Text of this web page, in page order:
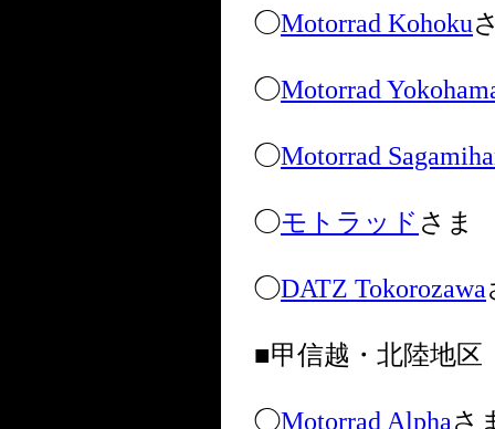
◯Motorrad Kohoku
◯Motorrad
◯Motorrad
◯モトラッド さま
◯DATZ Tokorozawa
■甲信越・北陸地区
◯Motorrad Alphaさ